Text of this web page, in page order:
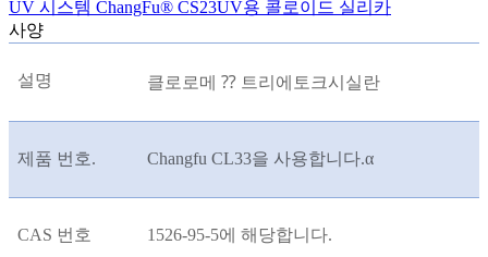
UV 시스템 ChangFu® CS23UV용 콜로이드 실리카
사양
설명 클로로메 ⁇ 트리에토크시실란
제품 번호. Changfu CL33을 사용합니다.α
CAS 번호 1526-95-5에 해당합니다.